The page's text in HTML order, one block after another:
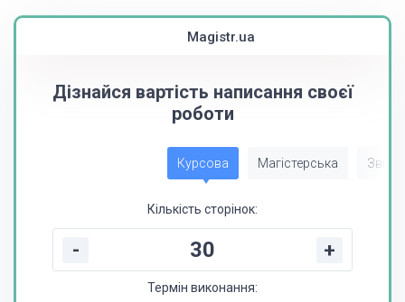
Magistr.ua
Дізнайся вартість написання своєї
роботи
Курсова Магістерська Звіт
Кількість сторінок:
- +
Термін виконання: